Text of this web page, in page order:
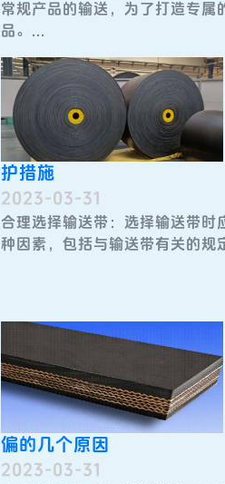
常规产品的输送，为了打造专属
品。...
护措施
2023-03-31
合理选择输送带：选择输送带时
种因素，包括与输送带有关的规
偏的几个原因
2023-03-31